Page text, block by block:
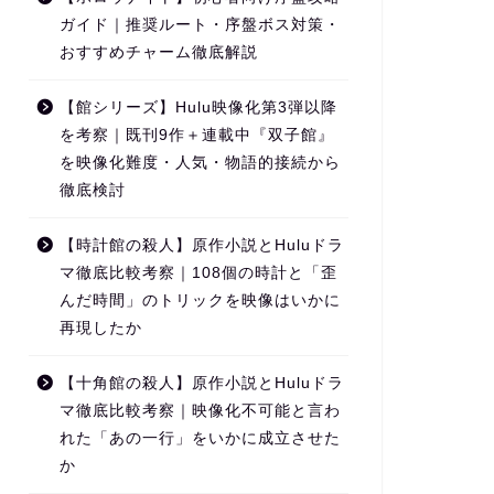
ガイド｜推奨ルート・序盤ボス対策・
おすすめチャーム徹底解説
【館シリーズ】Hulu映像化第3弾以降
を考察｜既刊9作＋連載中『双子館』
を映像化難度・人気・物語的接続から
徹底検討
【時計館の殺人】原作小説とHuluドラ
マ徹底比較考察｜108個の時計と「歪
んだ時間」のトリックを映像はいかに
再現したか
【十角館の殺人】原作小説とHuluドラ
マ徹底比較考察｜映像化不可能と言わ
れた「あの一行」をいかに成立させた
か